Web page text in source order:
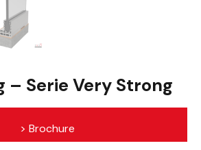
– Serie Very Strong
> Brochure